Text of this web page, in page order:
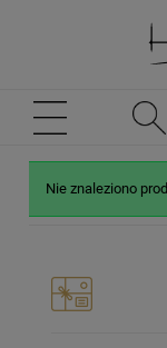
Nie znaleziono